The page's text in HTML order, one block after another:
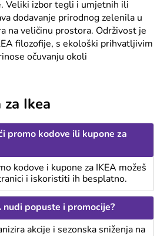
Veliki izbor tegli i umjetnih ili
dodavanje prirodnog zelenila u
na veličinu prostora. Održivost je
filozofije, s ekološki prihvatljivim
očuvanju okoli
za Ikea
promo kodove ili kupone za
kodove i kupone za IKEA možeš
i iskoristiti ih besplatno.
nudi popuste i promocije?
akcije i sezonska sniženja na